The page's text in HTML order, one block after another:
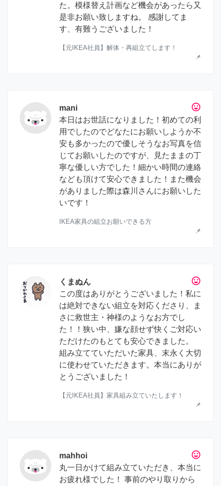
た。模様替え計画など機会があったら又
是非お願い致しますね。 感謝してま
す、有難うございました！
【元IKEA社員】解体・再組立てします！
📌
tag_faces
mani
本日はお世話になりました！初めての利
用でしたのでどなたにお願いしようか不
安も多かったので優しそうなお写真を信
じてお願いしたのですが、見たままの丁
寧な優しい方でした！細かい時間の連絡
なども頂けて安心できました！また機会
がありました際は森川さんにお願いした
いです！
IKEA家具の組立お願いできる方
📌
tag_faces
くまぬん
この度はありがとうございました！私に
は絶対できない組立を対応くださり、ま
さに救世主・神様のようなお方でし
た！！狭い中、嫌な顔せず快くご対応い
ただけたのもとても安心できました。
組み立てていただいた家具、末永く大切
に使わせていただきます。本当にありが
とうございました！
【元IKEA社員】家具組み立ていたします！
📌
tag_faces
mahhoi
丸一日かけて組み立ていただき、本当に
お疲れ様でした！ 事前のやり取りから